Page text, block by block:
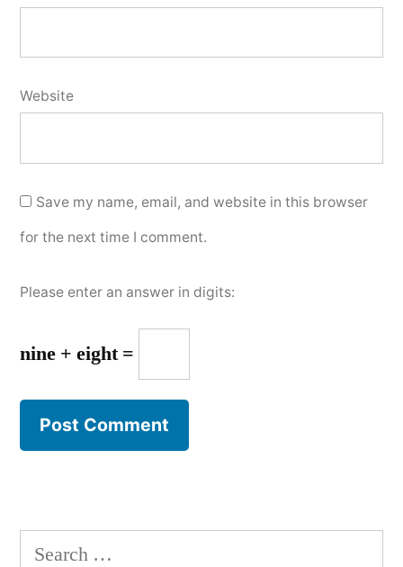
Website
Save my name, email, and website in this browser
for the next time I comment.
Please enter an answer in digits:
nine + eight =
Search